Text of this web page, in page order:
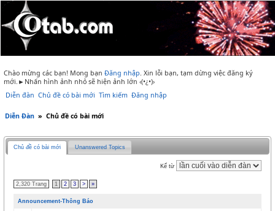
Chào mừng các bạn! Mong bạn Đăng nhập. Xin lỗi bạn, tạm dừng việc đăng ký
mới.►Nhấn hình ảnh nhỏ sẽ hiện ảnh lớn ‹(•¿•)›
Diễn đàn Chủ đề có bài mới Tìm kiếm Đăng nhập
Diễn Đàn » Chủ đề có bài mới
Chủ đề có bài mới Unanswered Topics
Kể từ
2,320 Trang 1 2 3 > »
Announcement-Thông Báo